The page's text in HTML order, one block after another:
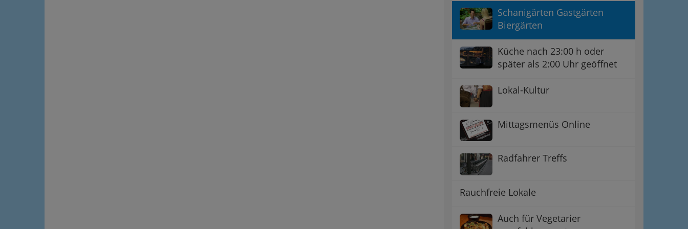
Schanigärten Gastgärten
Biergärten
Küche nach 23:00 h oder
später als 2:00 Uhr geöffnet
Lokal-Kultur
Mittagsmenüs Online
Radfahrer Treffs
Rauchfreie Lokale
Auch für Vegetarier